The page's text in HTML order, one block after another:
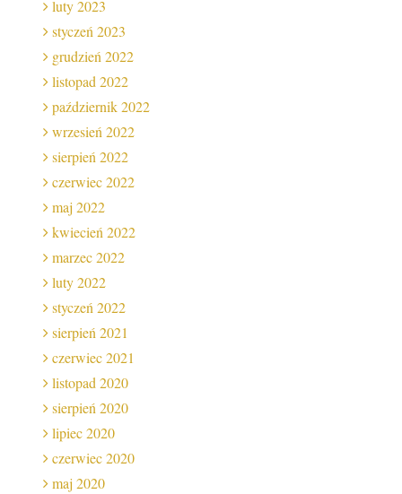
luty 2023
styczeń 2023
grudzień 2022
listopad 2022
październik 2022
wrzesień 2022
sierpień 2022
czerwiec 2022
maj 2022
kwiecień 2022
marzec 2022
luty 2022
styczeń 2022
sierpień 2021
czerwiec 2021
listopad 2020
sierpień 2020
lipiec 2020
czerwiec 2020
maj 2020